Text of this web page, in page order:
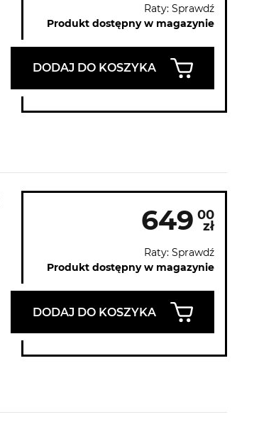
Raty: Sprawdź
Produkt dostępny w magazynie
DODAJ DO KOSZYKA
649 00
zł
Raty: Sprawdź
Produkt dostępny w magazynie
DODAJ DO KOSZYKA